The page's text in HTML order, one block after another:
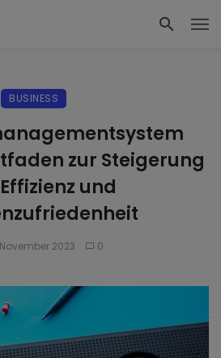
BUSINESS
zur Steigerung
und
2023 0